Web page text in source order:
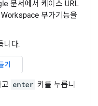
문서에서 케이스 URL
부가기능을
니다.
기
enter 키를 누릅니